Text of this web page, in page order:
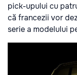
pick-upului cu
că francezii vor
serie a modelului